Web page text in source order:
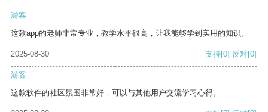
游客
这款app的老师非常专业，教学水平很高，让我能够学到实用的知识。
2025-08-30 支持[0] 反对[0]
游客
这款软件的社区氛围非常好，可以与其他用户交流学习心得。